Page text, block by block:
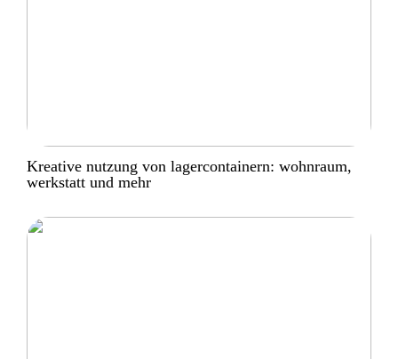
Kreative nutzung von lagercontainern: wohnraum,
werkstatt und mehr